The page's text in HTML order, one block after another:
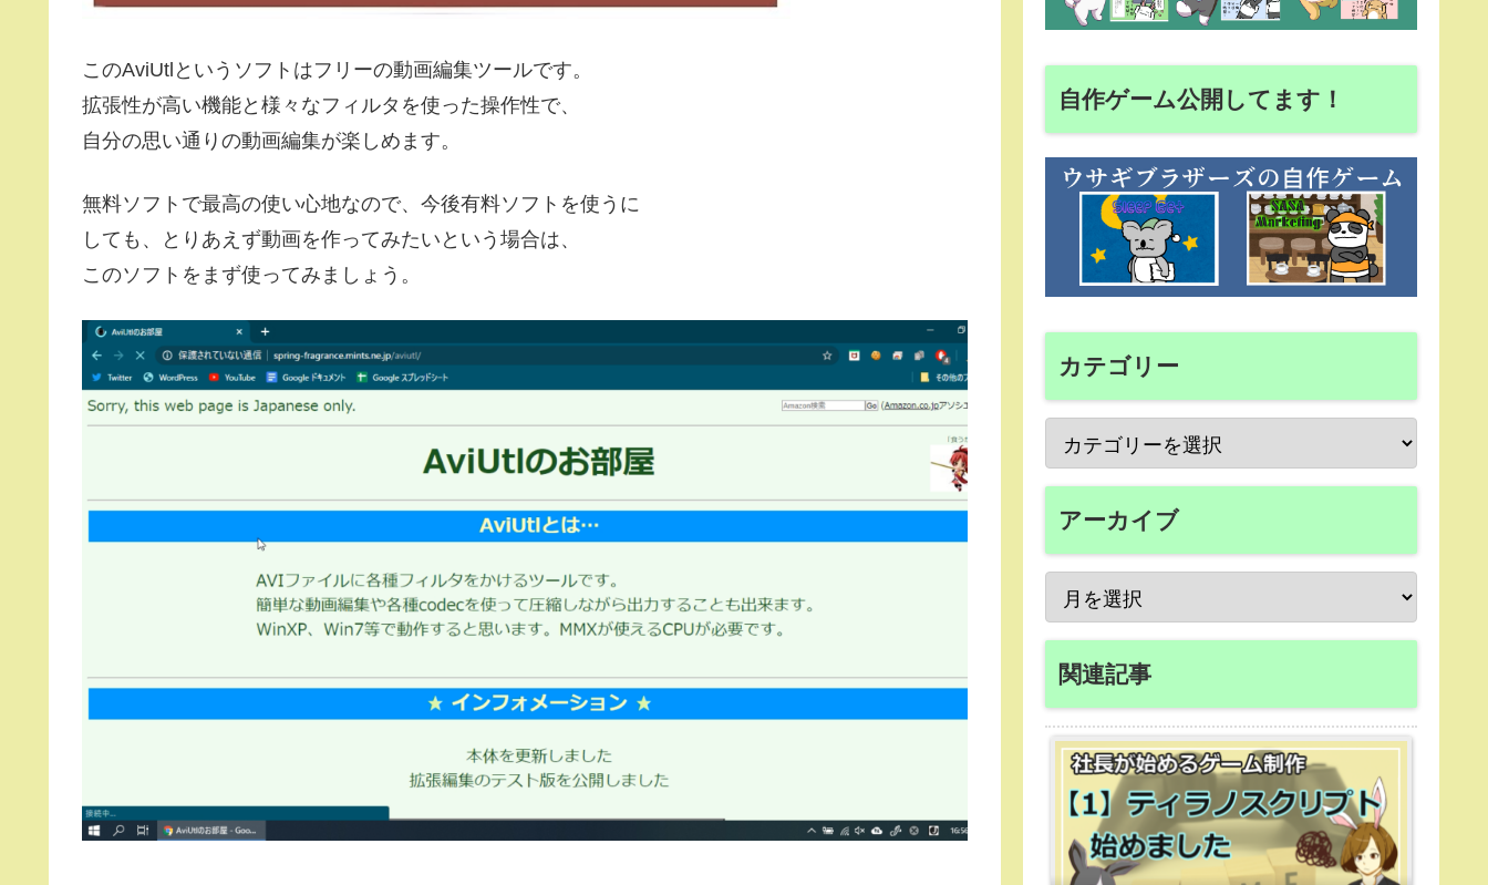
このAviUtlというソフトはフリーの動画編集ツールです。
拡張性が高い機能と様々なフィルタを使った操作性で、
自分の思い通りの動画編集が楽しめます。
無料ソフトで最高の使い心地なので、今後有料ソフトを使うに
しても、とりあえず動画を作ってみたいという場合は、
このソフトをまず使ってみましょう。
自作ゲーム公開してます！
カテゴリー
アーカイブ
関連記事